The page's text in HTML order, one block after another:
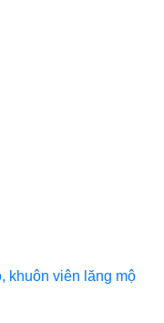
khuôn viên lăng mộ